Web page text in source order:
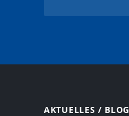
AKTUELLES / BLOG